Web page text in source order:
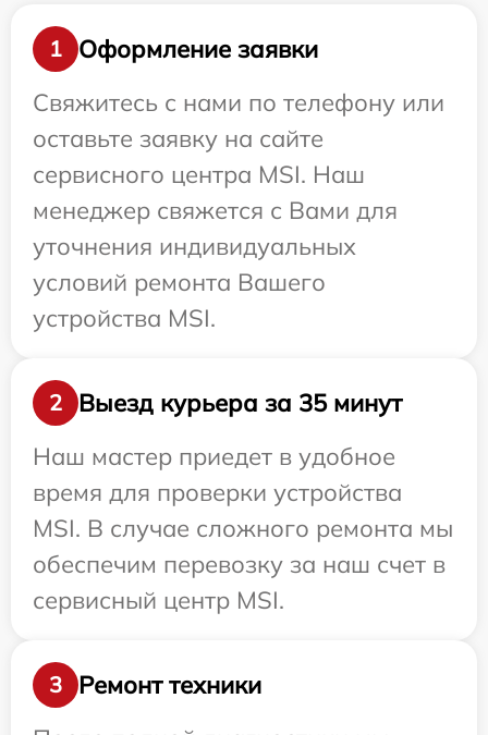
1
Оформление заявки
Свяжитесь с нами по телефону или
оставьте заявку на сайте
сервисного центра MSI. Наш
менеджер свяжется с Вами для
уточнения индивидуальных
условий ремонта Вашего
устройства MSI.
2
Выезд курьера за 35 минут
Наш мастер приедет в удобное
время для проверки устройства
MSI. В случае сложного ремонта мы
обеспечим перевозку за наш счет в
сервисный центр MSI.
3
Ремонт техники